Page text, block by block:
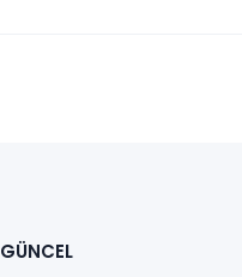
GÜNCEL